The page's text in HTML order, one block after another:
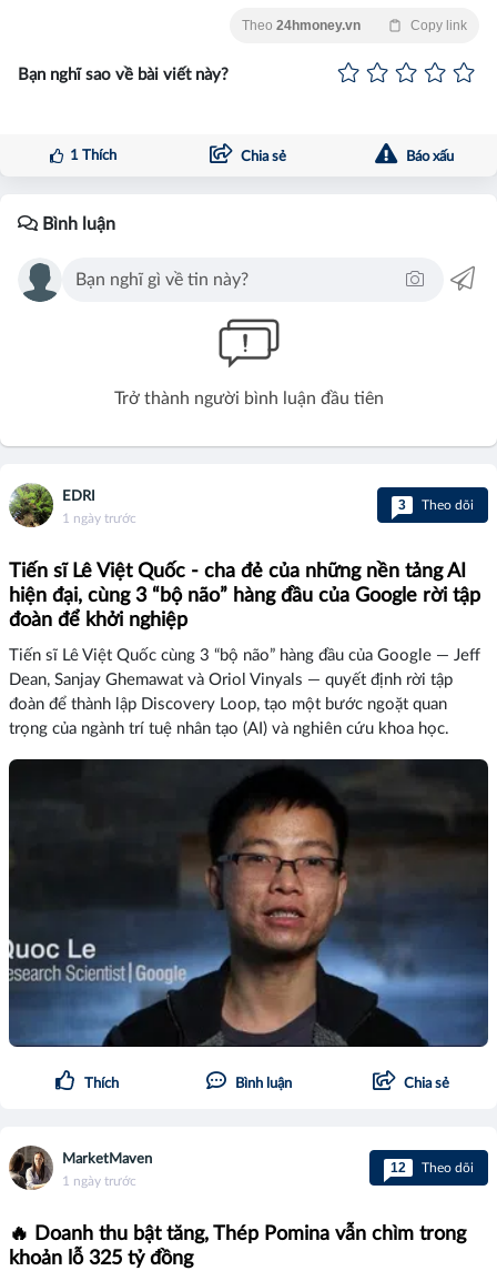
Theo 24hmoney.vn Copy link
Bạn nghĩ sao về bài viết này?
1 Thích Chia sẻ Báo xấu
Bình luận
Trở thành người bình luận đầu tiên
EDRI
1 ngày trước
3 Theo dõi
Tiến sĩ Lê Việt Quốc - cha đẻ của những nền tảng AI
hiện đại, cùng 3 “bộ não” hàng đầu của Google rời tập
đoàn để khởi nghiệp
Tiến sĩ Lê Việt Quốc cùng 3 “bộ não” hàng đầu của Google — Jeff
Dean, Sanjay Ghemawat và Oriol Vinyals — quyết định rời tập
đoàn để thành lập Discovery Loop, tạo một bước ngoặt quan
trọng của ngành trí tuệ nhân tạo (AI) và nghiên cứu khoa học.
Thích Bình luận Chia sẻ
MarketMaven
1 ngày trước
12 Theo dõi
🔥 Doanh thu bật tăng, Thép Pomina vẫn chìm trong
khoản lỗ 325 tỷ đồng